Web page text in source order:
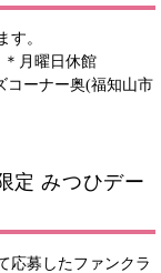
す。
＊月曜日休館
コーナー奥(福知山市
定 みつひデー
応募したファンクラ